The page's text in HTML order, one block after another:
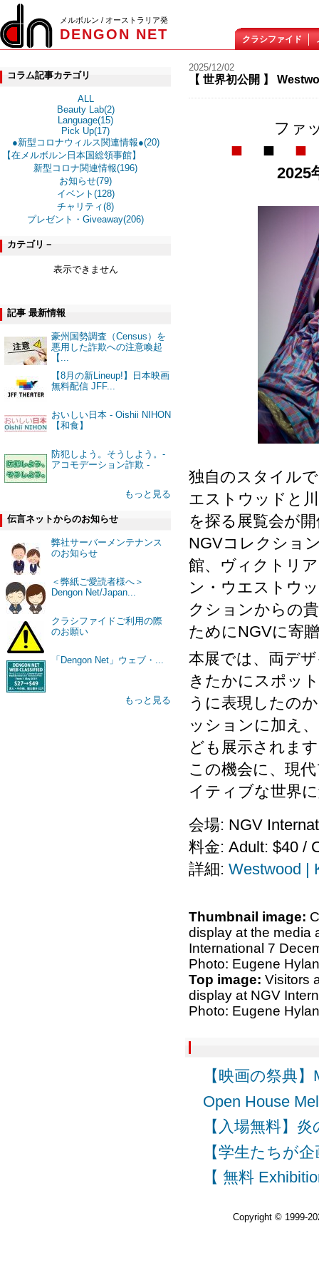
メルボルン / オーストラリア発
DENGON NET クラシファイド
コラム記事カテゴリ
ALL
Beauty Lab(2)
Language(15)
Pick Up(17)
●新型コロナウィルス関連情報●(20)
【在メルボルン日本国総領事館】
新型コロナ関連情報(196)
お知らせ(79)
イベント(128)
チャリティ(8)
プレゼント・Giveaway(206)
カテゴリ－
表示できません
記事 最新情報
豪州国勢調査（Census）を
悪用した詐欺への注意喚起
【...
【8月の新Lineup!】日本映画
無料配信 JFF...
おいしい日本 - Oishii NIHON
【和食】
防犯しよう。そうしよう。-
アコモデーション詐欺 -
もっと見る
伝言ネットからのお知らせ
弊社サーバーメンテナンス
のお知らせ
＜弊紙ご愛読者様へ＞
Dengon Net/Japan...
クラシファイドご利用の際
のお願い
「Dengon Net」ウェブ・...
もっと見る
2025/12/02
【 世界初公開 】
ファ
■ ■ ■
2025
独自のスタイル
エストウッドと
を探る展覧会が
NGVコレクショ
館、ヴィクトリ
ン・ウエストウ
クションからの
ためにNGVに寄
本展では、両デ
きたかにスポッ
うに表現したの
ッションに加え
ども展示されま
この機会に、現
イティブな世界
会場: NGV
料金: Adult: $40 /
詳細: Westwood |
Thumbnail image:
display at the media
International 7
Photo: Eugene
Top image: Visitors
display at NGV
Photo: Eugene
【映画の祭典
Open House
【入場無料】
【学生たちが
【 無料
Copyright © 1999-